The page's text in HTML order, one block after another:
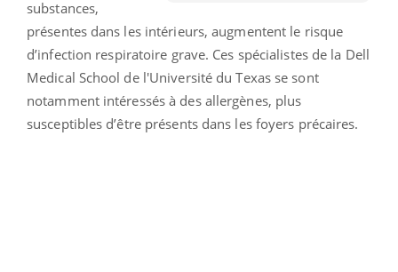
substances,
présentes dans les intérieurs, augmentent le risque
d’infection respiratoire grave. Ces spécialistes de la Dell
Medical School de l'Université du Texas se sont
notamment intéressés à des allergènes, plus
susceptibles d’être présents dans les foyers précaires.